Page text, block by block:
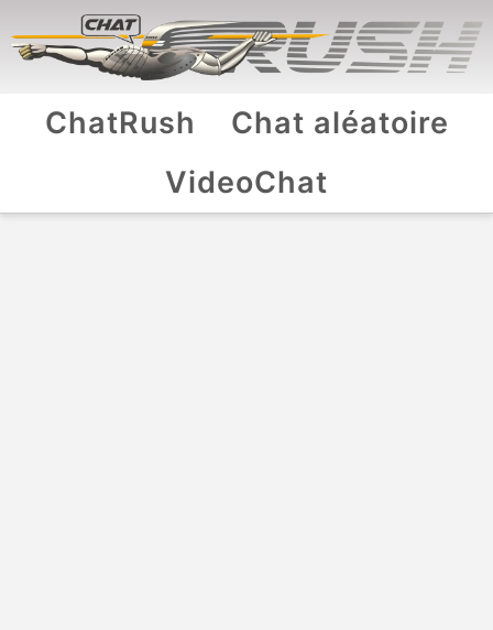
ChatRush
Chat aléatoire
VideoChat